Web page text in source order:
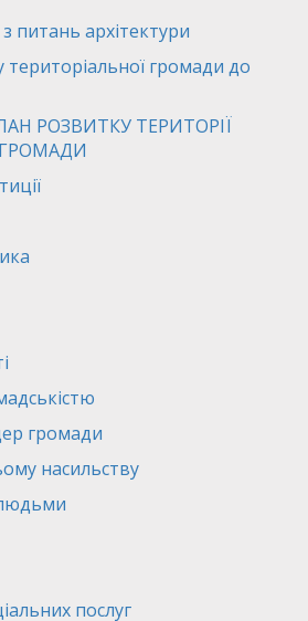
питань архітектури
територіальної громади до
РОЗВИТКУ ТЕРИТОРІЇ
громади
насильству
людьми
послуг